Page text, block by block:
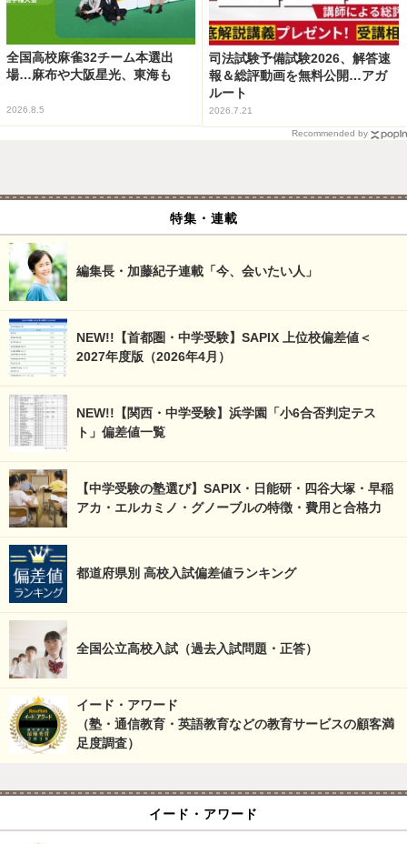
全国高校麻雀32チーム本選出
場…麻布や大阪星光、東海も
2026.8.5
司法試験予備試験2026、解答速
報＆総評動画を無料公開…アガ
ルート
2026.7.21
Recommended by
特集・連載
編集長・加藤紀子連載「今、会いたい人」
NEW!!【首都圏・中学受験】SAPIX 上位校偏差値＜
2027年度版（2026年4月）
NEW!!【関西・中学受験】浜学園「小6合否判定テス
ト」偏差値一覧
【中学受験の塾選び】SAPIX・日能研・四谷大塚・早稲
アカ・エルカミノ・グノーブルの特徴・費用と合格力
都道府県別 高校入試偏差値ランキング
全国公立高校入試（過去入試問題・正答）
イード・アワード
（塾・通信教育・英語教育などの教育サービスの顧客満
足度調査）
イード・アワード